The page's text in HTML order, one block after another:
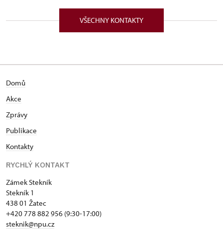
VŠECHNY KONTAKTY
Domů
Akce
Zprávy
Publikace
Kontakty
RYCHLÝ KONTAKT
Zámek Stekník
Stekník 1
438 01 Žatec
+420 778 882 956 (9:30-17:00)
steknik@npu.cz